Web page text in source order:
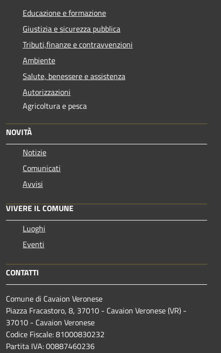
Educazione e formazione
Giustizia e sicurezza pubblica
Tributi,finanze e contravvenzioni
Ambiente
Salute, benessere e assistenza
Autorizzazioni
Agricoltura e pesca
NOVITÀ
Notizie
Comunicati
Avvisi
VIVERE IL COMUNE
Luoghi
Eventi
CONTATTI
Comune di Cavaion Veronese
Piazza Fracastoro, 8, 37010 - Cavaion Veronese (VR) -
37010 - Cavaion Veronese
Codice Fiscale: 81000830232
Partita IVA: 00887460236